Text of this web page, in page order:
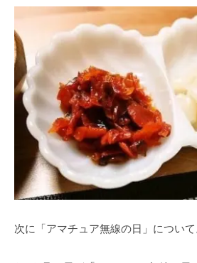
次に「アマチュア無線の日」について